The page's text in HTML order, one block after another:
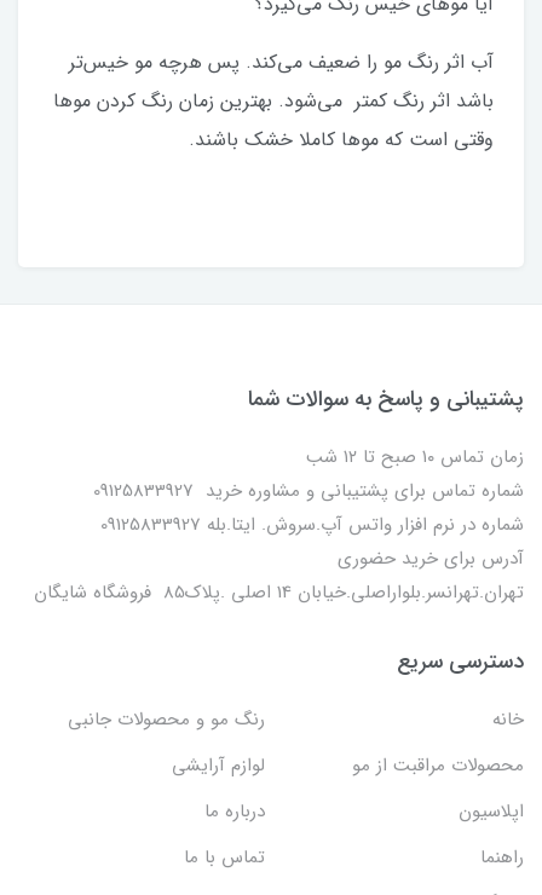
آب اثر رنگ مو را ضعیف می‌کند. پس هرچه مو خیس‌تر
باشد اثر رنگ کمتر می‌شود. بهترین زمان رنگ کردن موها
وقتی است که موها کاملا خشک باشند.
پشتیبانی و پاسخ به سوالات شما
زمان تماس ۱۰ صبح تا ۱۲ شب
شماره تماس برای پشتیبانی و مشاوره خرید 09125833927
شماره در نرم افزار واتس آپ.سروش. ایتا.بله 09125833927
آدرس برای خرید حضوری
تهران.تهرانسر.بلواراصلی.خیابان 14 اصلی .پلاک85 فروشگاه شایگان
دسترسی سریع
خانه
رنگ مو و محصولات جانبی
محصولات مراقبت از مو
لوازم آرایشی
اپلاسیون
درباره ما
راهنما
تماس با ما